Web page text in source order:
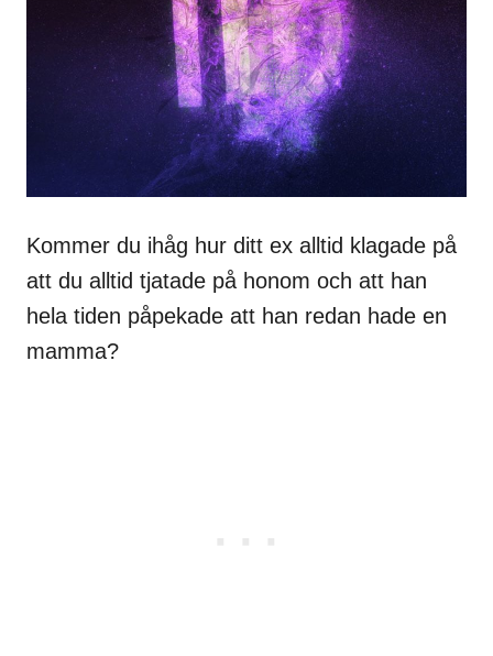
Kommer du ihåg hur ditt ex alltid klagade på
att du alltid tjatade på honom och att han
hela tiden påpekade att han redan hade en
mamma?